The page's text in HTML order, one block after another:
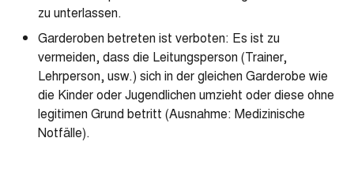
zu unterlassen.
Garderoben betreten ist verboten: Es ist zu
vermeiden, dass die Leitungsperson (Trainer,
Lehrperson, usw.) sich in der gleichen Garderobe wie
die Kinder oder Jugendlichen umzieht oder diese ohne
legitimen Grund betritt (Ausnahme: Medizinische
Notfälle).